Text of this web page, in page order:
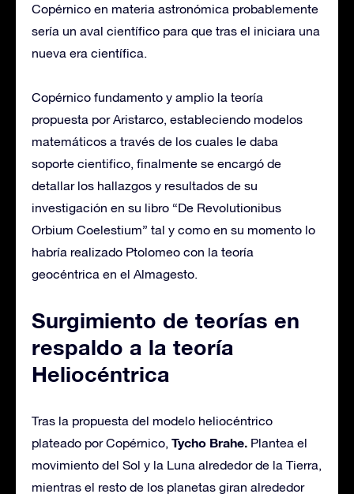
Copérnico en materia astronómica probablemente
sería un aval científico para que tras el iniciara una
nueva era científica.
Copérnico fundamento y amplio la teoría
propuesta por Aristarco, estableciendo modelos
matemáticos a través de los cuales le daba
soporte cientifico, finalmente se encargó de
detallar los hallazgos y resultados de su
investigación en su libro “De Revolutionibus
Orbium Coelestium” tal y como en su momento lo
habría realizado Ptolomeo con la teoría
geocéntrica en el Almagesto.
Surgimiento de teorías en
respaldo a la teoría
Heliocéntrica
Tras la propuesta del modelo heliocéntrico
plateado por Copérnico, Tycho Brahe. Plantea el
movimiento del Sol y la Luna alrededor de la Tierra,
mientras el resto de los planetas giran alrededor